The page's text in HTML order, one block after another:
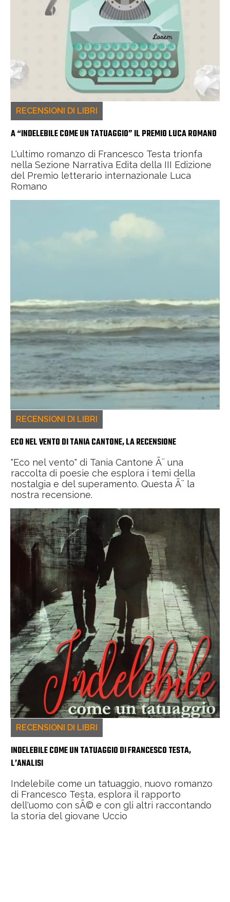
RECENSIONI DI LIBRI
A “INDELEBILE COME UN TATUAGGIO” IL PREMIO LUCA ROMANO
L'ultimo romanzo di Francesco Testa trionfa
nella Sezione Narrativa Edita della III Edizione
del Premio letterario internazionale Luca
Romano
RECENSIONI DI LIBRI
ECO NEL VENTO DI TANIA CANTONE, LA RECENSIONE
"Eco nel vento" di Tania Cantone Ã¨ una
raccolta di poesie che esplora i temi della
nostalgia e del superamento. Questa Ã¨ la
nostra recensione.
RECENSIONI DI LIBRI
INDELEBILE COME UN TATUAGGIO DI FRANCESCO TESTA,
L’ANALISI
Indelebile come un tatuaggio, nuovo romanzo
di Francesco Testa, esplora il rapporto
dell'uomo con sÃ© e con gli altri raccontando
la storia del giovane Uccio